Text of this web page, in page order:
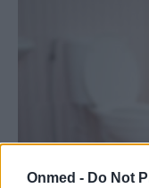
Onmed - Do Not